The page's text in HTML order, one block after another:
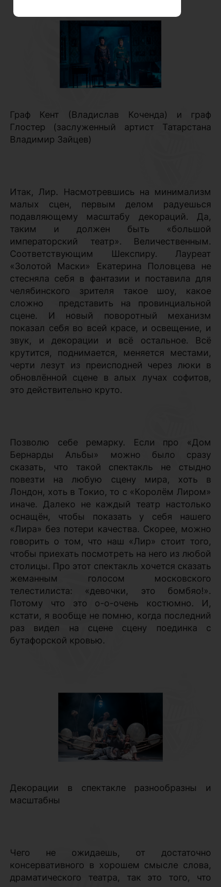
Граф Кент (Владислав Коченда) и граф
Глостер (заслуженный артист Татарстана
Владимир Зайцев)
Итак, Лир. Насмотревшись на минимализм
малых сцен, первым делом радуешься
подавляющему масштабу декораций. Да,
таким и должен быть «большой
императорский театр». Величественным.
Соответствующим Шекспиру. Лауреат
«Золотой Маски» Екатерина Половцева не
стесняла себя в фантазии и поставила для
челябинского зрителя такое шоу, какое
сложно
представить на провинциальной
сцене. И новый поворотный механизм
показал себя во всей красе, и освещение, и
звук, и декорации и всё остальное. Всё
крутится, поднимается, меняется местами,
черти лезут из преисподней через люки в
обновлённой сцене в алых лучах софитов,
это действительно круто.
Позволю себе ремарку. Если про «Дом
Бернарды Альбы» можно было сразу
сказать, что такой спектакль не стыдно
повезти на любую сцену мира, хоть в
Лондон, хоть в Токио, то с «Королём Лиром»
иначе. Далеко не каждый театр настолько
оснащён, чтобы показать у себя нашего
«Лира» без потери качества. Скорее, можно
говорить о том, что наш «Лир» стоит того,
чтобы приехать посмотреть на него из любой
столицы. Про этот спектакль хочется сказать
жеманным голосом московского
телестилиста: «девочки, это бомбяо!».
Потому что это о-о-очень костюмно. И,
кстати, я вообще не помню, когда последний
раз видел на сцене сцену поединка с
бутафорской кровью.
Декорации в спектакле разнообразны и
масштабны
Чего не ожидаешь, от достаточно
консервативного в хорошем смысле слова,
драматического театра, так это того, что